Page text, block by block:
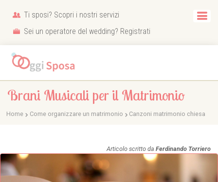
Ti sposi? Scopri i nostri servizi
Sei un operatore del wedding? Registrati
Brani Musicali per il Matrimonio
Home Come organizzare un matrimonio Canzoni matrimonio chiesa
Articolo scritto da Ferdinando Torriero